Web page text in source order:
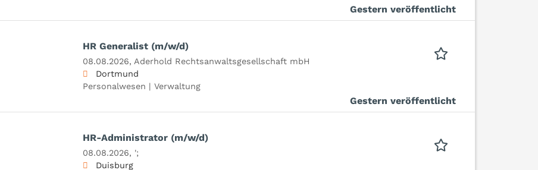
Gestern veröffentlicht
HR Generalist (m/w/d)
08.08.2026, Aderhold Rechtsanwaltsgesellschaft mbH
Dortmund
Personalwesen | Verwaltung
Gestern veröffentlicht
HR-Administrator (m/w/d)
08.08.2026, ';
Duisburg